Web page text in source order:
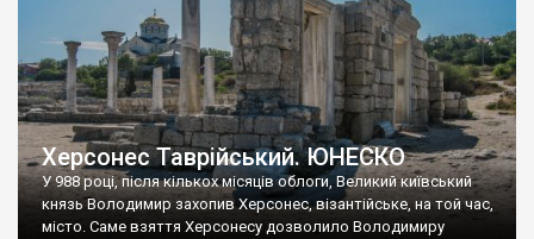
Херсонес Таврійський. ЮНЕСКО
У 988 році, після кількох місяців облоги, Великий київський
князь Володимир захопив Херсонес, візантійське, на той час,
місто. Саме взяття Херсонесу дозволило Володимиру